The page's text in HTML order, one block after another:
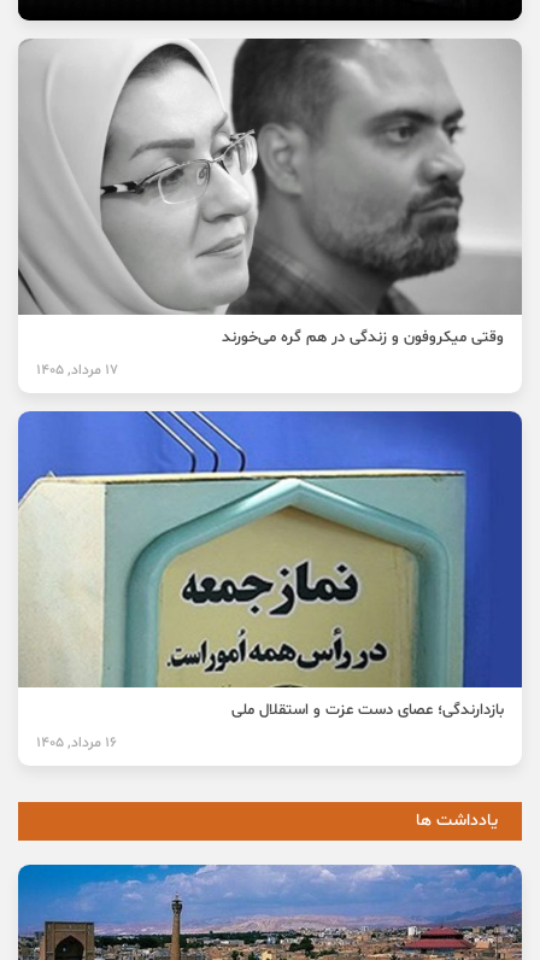
وقتی میکروفون و زندگی در هم گره می‌خورند
17 مرداد, 1405
بازدارندگی؛ عصای دست عزت و استقلال ملی
16 مرداد, 1405
یادداشت ها